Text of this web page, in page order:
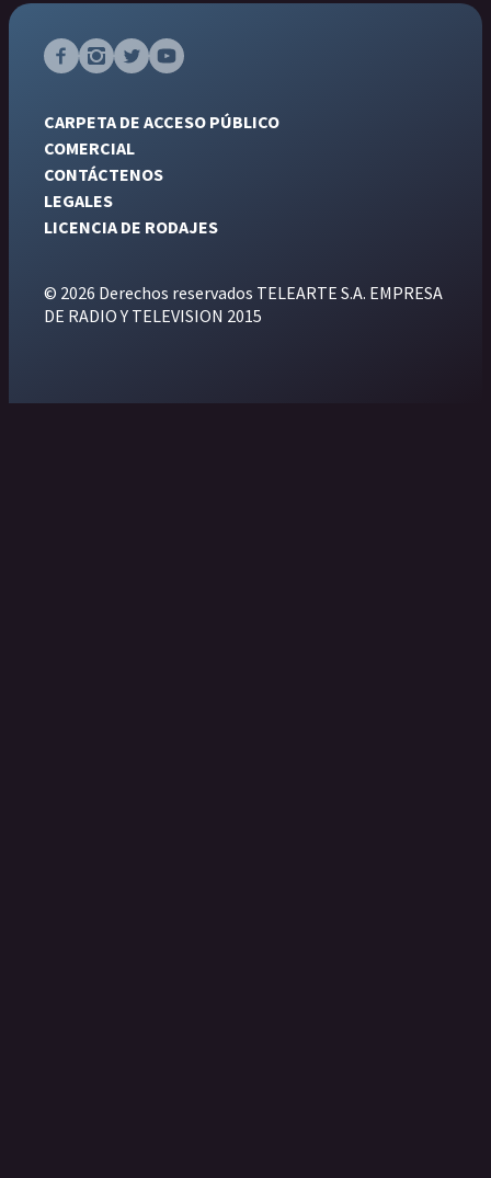
CARPETA DE ACCESO PÚBLICO
COMERCIAL
CONTÁCTENOS
LEGALES
LICENCIA DE RODAJES
© 2026 Derechos reservados TELEARTE S.A. EMPRESA
DE RADIO Y TELEVISION 2015